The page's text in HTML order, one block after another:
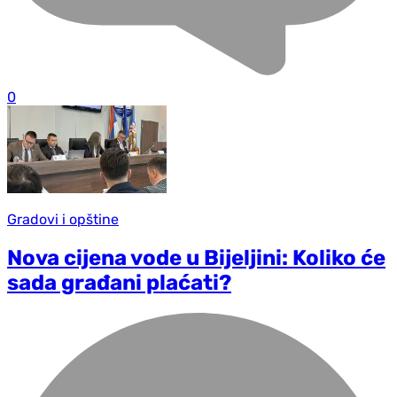
0
Gradovi i opštine
Nova cijena vode u Bijeljini: Koliko će
sada građani plaćati?